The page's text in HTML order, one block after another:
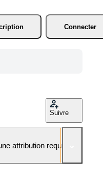
Connecter
Suivre
attribution requise